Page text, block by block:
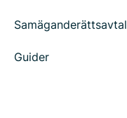
Samäganderättsavtal
Guider